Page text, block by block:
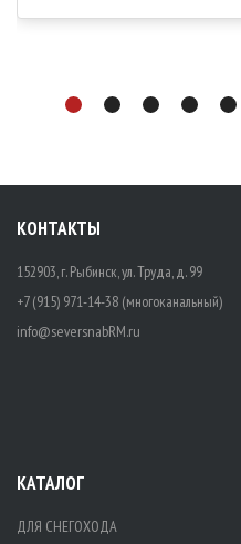
КОНТАКТЫ
152903, г. Рыбинск, ул. Труда, д. 99
+7 (915) 971-14-38 (многоканальный)
info@seversnabRM.ru
КАТАЛОГ
ДЛЯ СНЕГОХОДА